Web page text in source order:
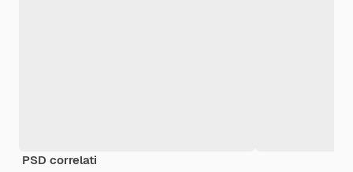
PSD correlati